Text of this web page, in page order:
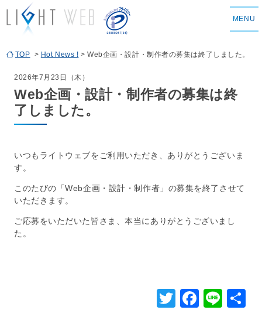
MENU
TOP > Hot News ! > Web企画・設計・制作者の募集は終了しました。
2026年7月23日（木）
Web企画・設計・制作者の募集は終
了しました。
いつもライトウェブをご利用いただき、ありがとうございま
す。
このたびの 「Web企画・設計・制作者」 の募集を終了させて
いただきます。
ご応募をいただいた皆さま、本当にありがとうございまし
た。
TwitterLine